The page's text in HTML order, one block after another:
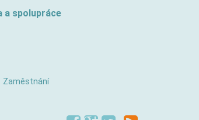
a spolupráce
Zaměstnání